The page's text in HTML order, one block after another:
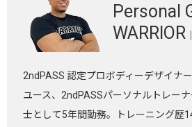
Personal
WARRIOR
2ndPASS 認定プロボディーデザイナ
ユース、2ndPASSパーソナルトレー
士として5年間勤務。トレーニング歴